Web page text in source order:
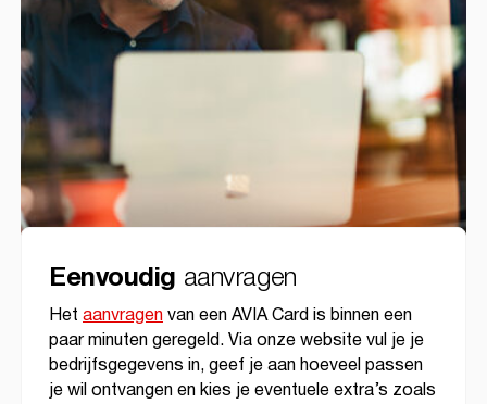
Eenvoudig aanvragen
Het aanvragenvan een AVIA Card is binnen een
paar minuten geregeld. Via onze website vul je je
bedrijfsgegevens in, geef je aan hoeveel passen
je wil ontvangen en kies je eventuele extra’s zoals